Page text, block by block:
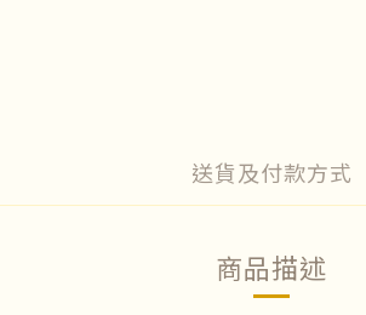
送貨及付款方式
商品描述